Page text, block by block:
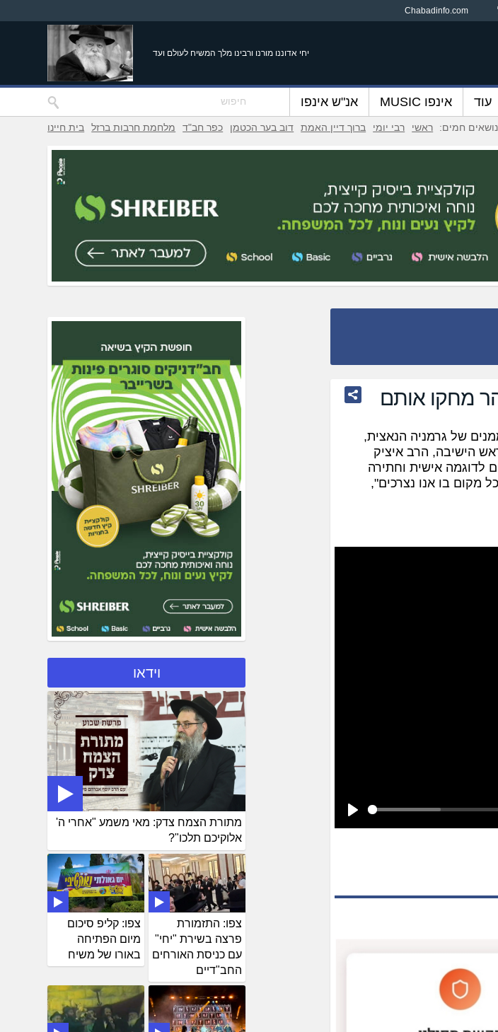
Chabadinfo.com
יחי אדוננו מורנו ורבינו מלך המשיח לעולם ועד
עוד אינפו MUSIC אנ"ש אינפו
נושאים חמים: ראשי רבי יומי ברוך דיין האמת דוב בער הכטמן כפר חב"ד מלחמת חרבות ברזל בית חיינו
מחקו אותם
של גרמניה הנאצית,
הישיבה, הרב איציק
לדוגמה אישית וחתירה
מקום בו אנו נצרכים",
Play
וידאו
מתורת הצמח צדק: מאי משמע "אחרי ה'
אלוקיכם תלכו"?
צפו: קליפ סיכום
מיום הפתיחה
באורו של משיח
צפו: התזמורת
פרצה בשירת "יחי"
עם כניסת האורחים
החב"דיים